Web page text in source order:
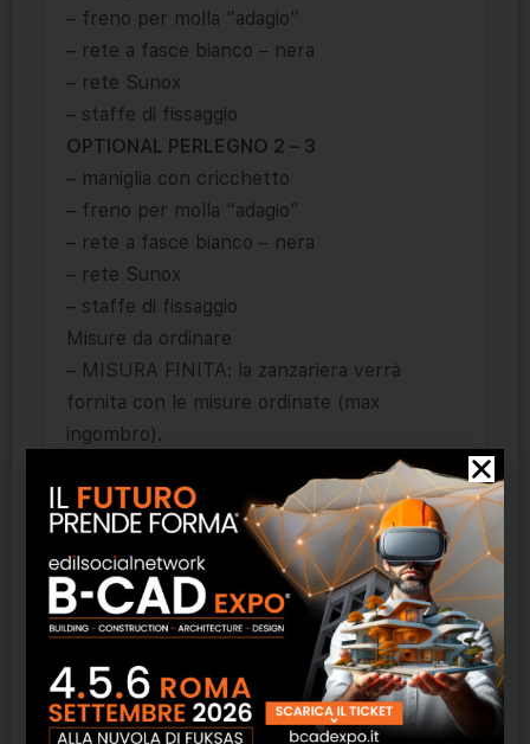
– freno per molla “adagio”
– rete a fasce bianco – nera
– rete Sunox
– staffe di fissaggio
OPTIONAL PERLEGNO 2 – 3
– maniglia con cricchetto
– freno per molla “adagio”
– rete a fasce bianco – nera
– rete Sunox
– staffe di fissaggio
Misure da ordinare
– MISURA FINITA: la zanzariera verrà
fornita con le misure ordinate (max
ingombro).
La zanzariera verrà fornita e addebitata con
le misure maggiorate:
– PERLEGNO 45: Larghezza +70 mm x
Altezza +47 mm.
– PERLEGNO 50: Larghezza +70 mm x